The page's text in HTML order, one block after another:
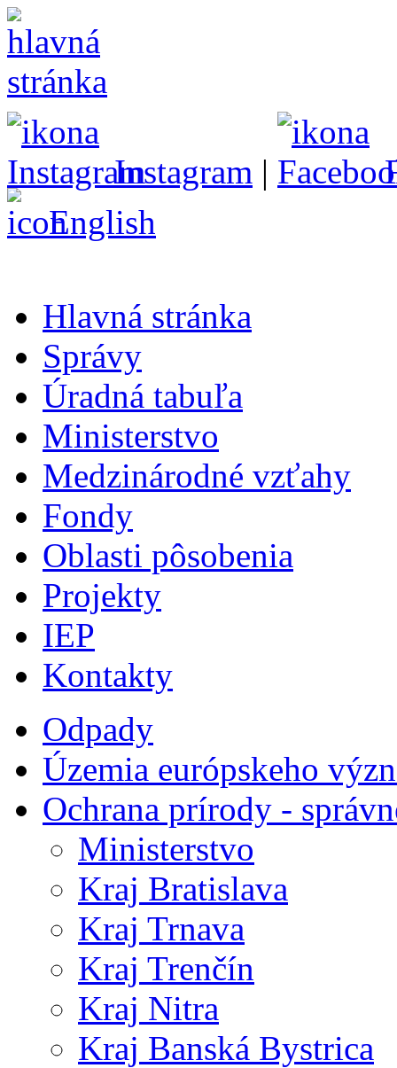
Instagram |
English
Hlavná stránka
Správy
Úradná tabuľa
Ministerstvo
Medzinárodné vzťahy
Fondy
Oblasti pôsobenia
Projekty
IEP
Kontakty
Odpady
Územia európskeho
Ochrana prírody -
Ministerstvo
Kraj Bratislava
Kraj Trnava
Kraj Trenčín
Kraj Nitra
Kraj Banská Bystrica